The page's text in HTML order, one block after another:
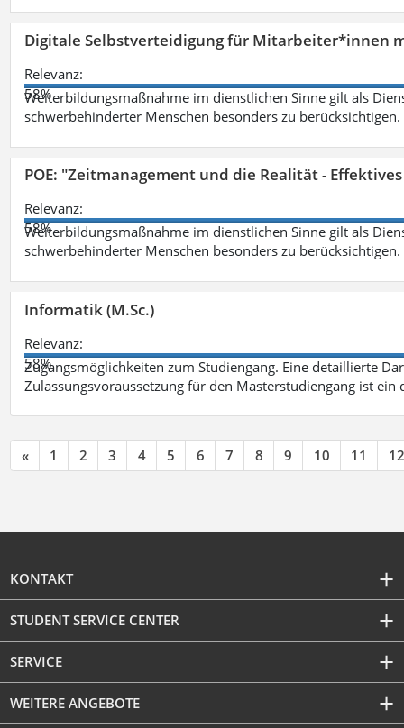
Digitale Selbstverteidigung für Mitarbeiter*innen
Relevanz:
58%
Weiterbildungsmaßnahme im dienstlichen Sinne gilt als
schwerbehinderter Menschen besonders zu berücksichtigen.
POE: "Zeitmanagement und die Realität -
Relevanz:
58%
Weiterbildungsmaßnahme im dienstlichen Sinne gilt als
schwerbehinderter Menschen besonders zu berücksichtigen.
Informatik (M.Sc.)
Relevanz:
58%
Zugangsmöglichkeiten zum Studiengang. Eine detaillierte
Zulassungsvoraussetzung für den Masterstudiengang ist
« 1 2 3 4 5 6 7 8 9 10 11 12
KONTAKT
STUDENT SERVICE CENTER
SERVICE
WEITERE ANGEBOTE